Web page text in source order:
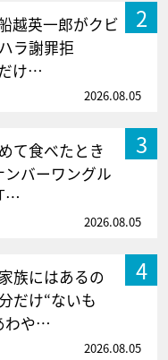
2
越英一郎がクビ
ラ謝罪拒
け…
2026.08.05
3
て食べたとき
ンバーワングル
…
2026.08.05
4
族にはあるの
だけ“ないも
わや…
2026.08.05